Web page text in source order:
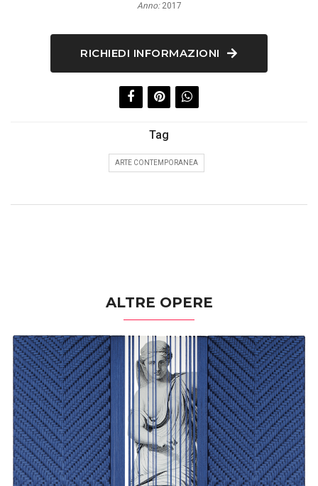
Anno:2017
RICHIEDI INFORMAZIONI
Tag
ARTE CONTEMPORANEA
ALTRE OPERE